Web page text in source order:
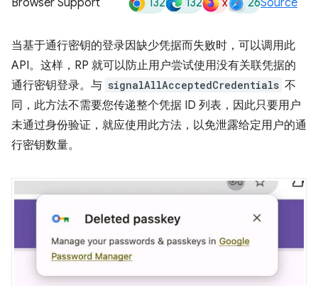
Browser Support Source
当基于通行密钥的登录因缺少凭据而失败时，可以调用此
API。 这样，RP 就可以防止用户尝试使用没有关联凭据的
通行密钥登录。与 signalAllAcceptedCredentials 不
同，此方法不需要您传递整个凭据 ID 列表，因此只要用户
未通过身份验证，就应使用此方法，以免泄露给定用户的通
行密钥数量。